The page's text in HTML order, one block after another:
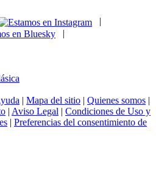
|
| Mapa del sitio | Quienes somos |
| Aviso Legal | Condiciones de Uso y
| Preferencias del consentimiento de